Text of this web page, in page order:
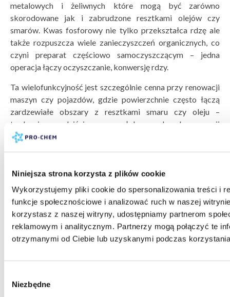
Niniejsza strona korzysta z plików cookie
Wykorzystujemy pliki cookie do spersonalizowania treści i
funkcje społecznościowe i analizować ruch w naszej
korzystasz z naszej witryny, udostępniamy partnerom
reklamowym i analitycznym. Partnerzy mogą połączyć te
otrzymanymi od Ciebie lub uzyskanymi podczas
zgody
Niezbędne
metalowych i żeliwnych które mogą być zarówno
skorodowane jak i zabrudzone resztkami olejów czy
smarów. Kwas fosforowy nie tylko przekształca rdzę ale
także rozpuszcza wiele zanieczyszczeń organicznych, co
czyni preparat częściowo samoczyszczącym – jedna
operacja łączy oczyszczanie, konwersję rdzy.
Ta wielofunkcyjność jest szczególnie cenna przy renowacji
maszyn czy pojazdów, gdzie powierzchnie często łączą
zardzewiałe obszary z resztkami smaru czy oleju –
tradycyjne podejście wymagałoby osobnych operacji
odtłuszczania, mechanicznego czyszczenia rdzy i
(usunięcie luźnej rdzy) i neutralizacja.
Bezpieczeństwo i środowisko
Kwas fosforowy obecny w RUST NEUTRALIZER wymaga
przestrzegania podstawowych zasad bezpieczeństwa przy
okulary ochronne chroniące przed rozpryskami oraz odzież
robocza osłaniająca skórę. W przypadku kontaktu z